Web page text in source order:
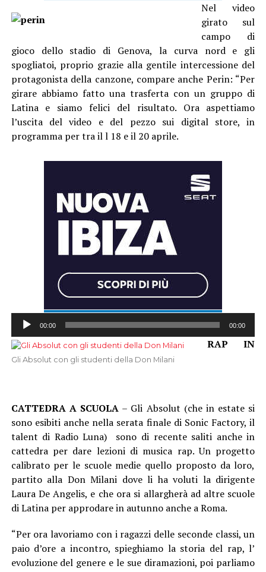
Nel video
girato sul
campo di
gioco dello stadio di Genova, la curva nord e gli
spogliatoi, proprio grazie alla gentile intercessione del
protagonista della canzone, compare anche Perin: “Per
girare abbiamo fatto una trasferta con un gruppo di
Latina e siamo felici del risultato. Ora aspettiamo
l’uscita del video e del pezzo sui digital store, in
programma per tra il l 18 e il 20 aprile.
Audio
00:00 00:00
Gli Absolut con gli studenti della Don Milani
RAP IN
CATTEDRA A SCUOLA – Gli Absolut (che in estate si
sono esibiti anche nella serata finale di Sonic Factory, il
talent di Radio Luna) sono di recente saliti anche in
cattedra per dare lezioni di musica rap. Un progetto
calibrato per le scuole medie quello proposto da loro,
partito alla Don Milani dove li ha voluti la dirigente
Laura De Angelis, e che ora si allargherà ad altre scuole
di Latina per approdare in autunno anche a Roma.
“Per ora lavoriamo con i ragazzi delle seconde classi, un
paio d’ore a incontro, spieghiamo la storia del rap, l’
evoluzione del genere e le sue diramazioni, poi parliamo